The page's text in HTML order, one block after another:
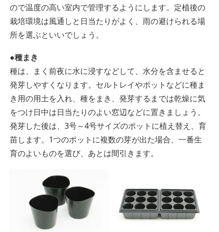
ので温度の高い室内で管理するようにします。定植後の
栽培環境は風通しと日当たりがよく、雨の避けられる場
所を選ぶといいでしょう。
●種まき
種は、まく前夜に水に浸すなどして、水分を含ませると
発芽しやすくなります。セルトレイやポットなどに種ま
き用の用土を入れ、種をまき、発芽するまでは乾燥に気
をつけ日中は日当たりのよい窓辺などに置きましょう。
発芽した後は、3号～4号サイズのポットに植え替え、育
苗します。1つのポットに複数の芽が出た場合、一番生
育のよいものを選び、あとは間引きます。